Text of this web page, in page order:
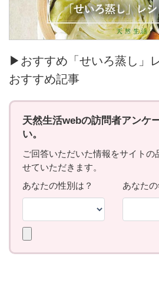
▶おすすめ「せいろ蒸し」
おすすめ記事